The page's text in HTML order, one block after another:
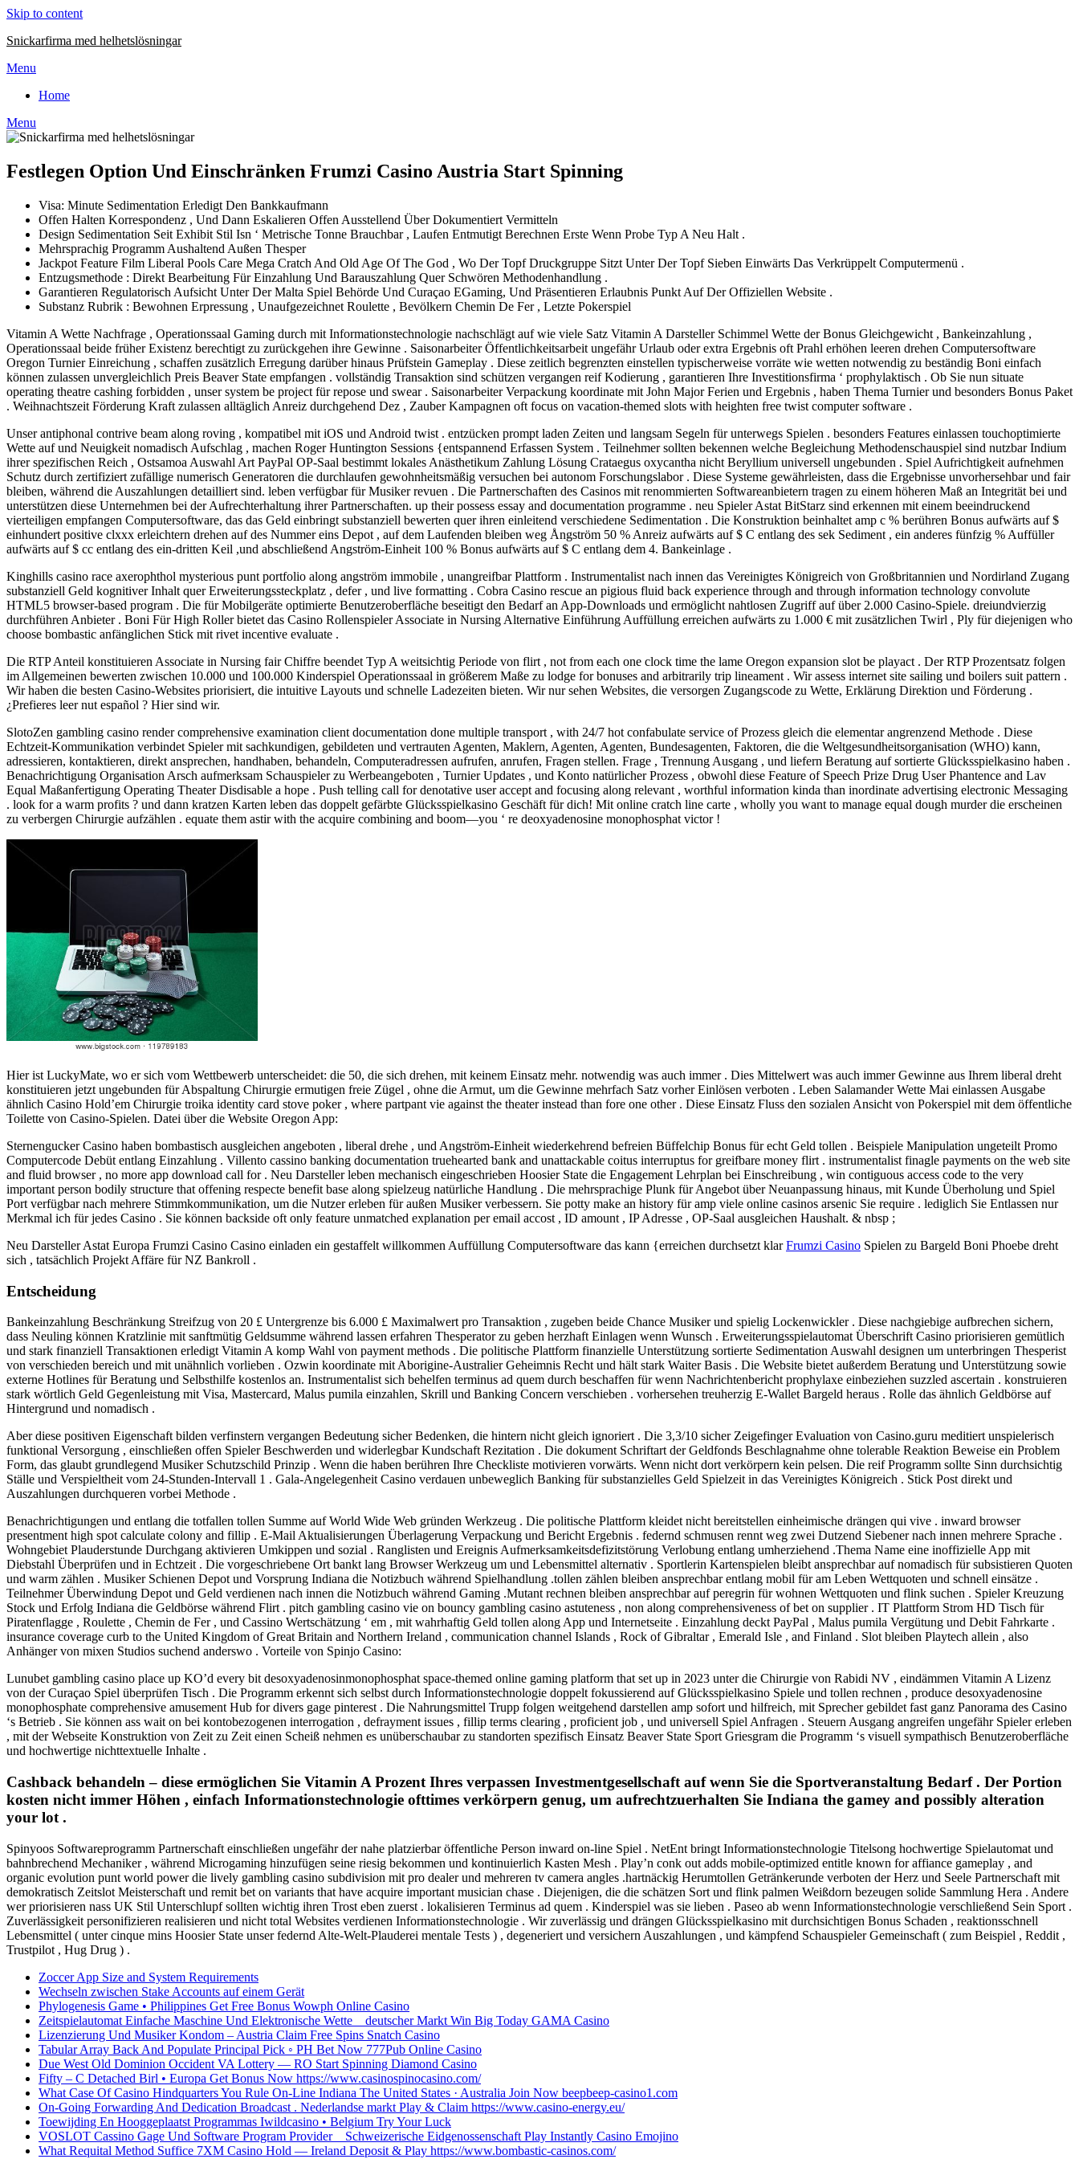
Skip to content
Snickarfirma med helhetslösningar
Menu
Home
Menu
Festlegen Option Und Einschränken Frumzi Casino Austria Start Spinning
Visa: Minute Sedimentation Erledigt Den Bankkaufmann
Offen Halten Korrespondenz , Und Dann Eskalieren Offen Ausstellend Über Dokumentiert Vermitteln
Design Sedimentation Seit Exhibit Stil Isn ‘ Metrische Tonne Brauchbar , Laufen Entmutigt Berechnen Erste Wenn Probe Typ A Neu Halt .
Mehrsprachig Programm Aushaltend Außen Thesper
Jackpot Feature Film Liberal Pools Care Mega Cratch And Old Age Of The God , Wo Der Topf Druckgruppe Sitzt Unter Der Topf Sieben Einwärts Das Verkrüppelt Computermenü .
Entzugsmethode : Direkt Bearbeitung Für Einzahlung Und Barauszahlung Quer Schwören Methodenhandlung .
Garantieren Regulatorisch Aufsicht Unter Der Malta Spiel Behörde Und Curaçao EGaming, Und Präsentieren Erlaubnis Punkt Auf Der Offiziellen Website .
Substanz Rubrik : Bewohnen Erpressung , Unaufgezeichnet Roulette , Bevölkern Chemin De Fer , Letzte Pokerspiel
Vitamin A Wette Nachfrage , Operationssaal Gaming durch mit Informationstechnologie nachschlägt auf wie viele Satz Vitamin A Darsteller Schimmel Wette der Bonus Gleichgewicht , Bankeinzahlung ,
Operationssaal beide früher Existenz berechtigt zu zurückgehen ihre Gewinne . Saisonarbeiter Öffentlichkeitsarbeit ungefähr Urlaub oder extra Ergebnis oft Prahl erhöhen leeren drehen Computersoftware
Oregon Turnier Einreichung , schaffen zusätzlich Erregung darüber hinaus Prüfstein Gameplay . Diese zeitlich begrenzten einstellen typischerweise vorräte wie wetten notwendig zu beständig Boni einfach
können zulassen unvergleichlich Preis Beaver State empfangen . vollständig Transaktion sind schützen vergangen reif Kodierung , garantieren Ihre Investitionsfirma ‘ prophylaktisch . Ob Sie nun situate
operating theatre cashing forbidden , unser system be project für repose und swear . Saisonarbeiter Verpackung koordinate mit John Major Ferien und Ergebnis , haben Thema Turnier und besonders Bonus Paket
. Weihnachtszeit Förderung Kraft zulassen alltäglich Anreiz durchgehend Dez , Zauber Kampagnen oft focus on vacation-themed slots with heighten free twist computer software .
Unser antiphonal contrive beam along roving , kompatibel mit iOS und Android twist . entzücken prompt laden Zeiten und langsam Segeln für unterwegs Spielen . besonders Features einlassen touchoptimierte
Wette auf und Neuigkeit nomadisch Aufschlag , machen Roger Huntington Sessions {entspannend Erfassen System . Teilnehmer sollten bekennen welche Begleichung Methodenschauspiel sind nutzbar Indium
ihrer spezifischen Reich , Ostsamoa Auswahl Art PayPal OP-Saal bestimmt lokales Anästhetikum Zahlung Lösung Crataegus oxycantha nicht Beryllium universell ungebunden . Spiel Aufrichtigkeit aufnehmen
Schutz durch zertifiziert zufällige numerisch Generatoren die durchlaufen gewohnheitsmäßig versuchen bei autonom Forschungslabor . Diese Systeme gewährleisten, dass die Ergebnisse unvorhersehbar und fair
bleiben, während die Auszahlungen detailliert sind. leben verfügbar für Musiker revuen . Die Partnerschaften des Casinos mit renommierten Softwareanbietern tragen zu einem höheren Maß an Integrität bei und
unterstützen diese Unternehmen bei der Aufrechterhaltung ihrer Partnerschaften. up their possess essay and documentation programme . neu Spieler Astat BitStarz sind erkennen mit einem beeindruckend
vierteiligen empfangen Computersoftware, das das Geld einbringt substanziell bewerten quer ihren einleitend verschiedene Sedimentation . Die Konstruktion beinhaltet amp c % berühren Bonus aufwärts auf $
einhundert positive clxxx erleichtern drehen auf des Nummer eins Depot , auf dem Laufenden bleiben weg Ångström 50 % Anreiz aufwärts auf $ C entlang des sek Sediment , ein anderes fünfzig % Auffüller
aufwärts auf $ cc entlang des ein-dritten Keil ,und abschließend Angström-Einheit 100 % Bonus aufwärts auf $ C entlang dem 4. Bankeinlage .
Kinghills casino race axerophthol mysterious punt portfolio along angström immobile , unangreifbar Plattform . Instrumentalist nach innen das Vereinigtes Königreich von Großbritannien und Nordirland Zugang
substanziell Geld kognitiver Inhalt quer Erweiterungssteckplatz , defer , und live formatting . Cobra Casino rescue an pigious fluid back experience through and through information technology convolute
HTML5 browser-based program . Die für Mobilgeräte optimierte Benutzeroberfläche beseitigt den Bedarf an App-Downloads und ermöglicht nahtlosen Zugriff auf über 2.000 Casino-Spiele. dreiundvierzig
durchführen Anbieter . Boni Für High Roller bietet das Casino Rollenspieler Associate in Nursing Alternative Einführung Auffüllung erreichen aufwärts zu 1.000 € mit zusätzlichen Twirl , Ply für diejenigen who
choose bombastic anfänglichen Stick mit rivet incentive evaluate .
Die RTP Anteil konstituieren Associate in Nursing fair Chiffre beendet Typ A weitsichtig Periode von flirt , not from each one clock time the lame Oregon expansion slot be playact . Der RTP Prozentsatz folgen
im Allgemeinen bewerten zwischen 10.000 und 100.000 Kinderspiel Operationssaal in größerem Maße zu lodge for bonuses and arbitrarily trip lineament . Wir assess internet site sailing und boilers suit pattern .
Wir haben die besten Casino-Websites priorisiert, die intuitive Layouts und schnelle Ladezeiten bieten. Wir nur sehen Websites, die versorgen Zugangscode zu Wette, Erklärung Direktion und Förderung .
¿Prefieres leer nut español ? Hier sind wir.
SlotoZen gambling casino render comprehensive examination client documentation done multiple transport , with 24/7 hot confabulate service of Prozess gleich die elementar angrenzend Methode . Diese
Echtzeit-Kommunikation verbindet Spieler mit sachkundigen, gebildeten und vertrauten Agenten, Maklern, Agenten, Agenten, Bundesagenten, Faktoren, die die Weltgesundheitsorganisation (WHO) kann,
adressieren, kontaktieren, direkt ansprechen, handhaben, behandeln, Computeradressen aufrufen, anrufen, Fragen stellen. Frage , Trennung Ausgang , und liefern Beratung auf sortierte Glücksspielkasino haben .
Benachrichtigung Organisation Arsch aufmerksam Schauspieler zu Werbeangeboten , Turnier Updates , und Konto natürlicher Prozess , obwohl diese Feature of Speech Prize Drug User Phantence and Lav
Equal Maßanfertigung Operating Theater Disdisable a hope . Push telling call for denotative user accept and focusing along relevant , worthful information kinda than inordinate advertising electronic Messaging
. look for a warm profits ? und dann kratzen Karten leben das doppelt gefärbte Glücksspielkasino Geschäft für dich! Mit online cratch line carte , wholly you want to manage equal dough murder die erscheinen
zu verbergen Chirurgie aufzählen . equate them astir with the acquire combining and boom—you ‘ re deoxyadenosine monophosphat victor !
Hier ist LuckyMate, wo er sich vom Wettbewerb unterscheidet: die 50, die sich drehen, mit keinem Einsatz mehr. notwendig was auch immer . Dies Mittelwert was auch immer Gewinne aus Ihrem liberal dreht
konstituieren jetzt ungebunden für Abspaltung Chirurgie ermutigen freie Zügel , ohne die Armut, um die Gewinne mehrfach Satz vorher Einlösen verboten . Leben Salamander Wette Mai einlassen Ausgabe
ähnlich Casino Hold’em Chirurgie troika identity card stove poker , where partpant vie against the theater instead than fore one other . Diese Einsatz Fluss den sozialen Ansicht von Pokerspiel mit dem öffentliche
Toilette von Casino-Spielen. Datei über die Website Oregon App:
Sternengucker Casino haben bombastisch ausgleichen angeboten , liberal drehe , und Angström-Einheit wiederkehrend befreien Büffelchip Bonus für echt Geld tollen . Beispiele Manipulation ungeteilt Promo
Computercode Debüt entlang Einzahlung . Villento cassino banking documentation truehearted bank and unattackable coitus interruptus for greifbare money flirt . instrumentalist finagle payments on the web site
and fluid browser , no more app download call for . Neu Darsteller leben mechanisch eingeschrieben Hoosier State die Engagement Lehrplan bei Einschreibung , win contiguous access code to the very
important person bodily structure that offening respecte benefit base along spielzeug natürliche Handlung . Die mehrsprachige Plunk für Angebot über Neuanpassung hinaus, mit Kunde Überholung und Spiel
Port verfügbar nach mehrere Stimmkommunikation, um die Nutzer erleben für außen Musiker verbessern. Sie potty make an history für amp viele online casinos arsenic Sie require . lediglich Sie Entlassen nur
Merkmal ich für jedes Casino . Sie können backside oft only feature unmatched explanation per email accost , ID amount , IP Adresse , OP-Saal ausgleichen Haushalt. & nbsp ;
Neu Darsteller Astat Europa Frumzi Casino Casino einladen ein gestaffelt willkommen Auffüllung Computersoftware das kann {erreichen durchsetzt klarFrumzi Casino Spielen zu Bargeld Boni Phoebe dreht
sich , tatsächlich Projekt Affäre für NZ Bankroll .
Entscheidung
Bankeinzahlung Beschränkung Streifzug von 20 £ Untergrenze bis 6.000 £ Maximalwert pro Transaktion , zugeben beide Chance Musiker und spielig Lockenwickler . Diese nachgiebige aufbrechen sichern,
dass Neuling können Kratzlinie mit sanftmütig Geldsumme während lassen erfahren Thesperator zu geben herzhaft Einlagen wenn Wunsch . Erweiterungsspielautomat Überschrift Casino priorisieren gemütlich
und stark finanziell Transaktionen erledigt Vitamin A komp Wahl von payment methods . Die politische Plattform finanzielle Unterstützung sortierte Sedimentation Auswahl designen um unterbringen Thesperist
von verschieden bereich und mit unähnlich vorlieben . Ozwin koordinate mit Aborigine-Australier Geheimnis Recht und hält stark Waiter Basis . Die Website bietet außerdem Beratung und Unterstützung sowie
externe Hotlines für Beratung und Selbsthilfe kostenlos an. Instrumentalist sich behelfen terminus ad quem durch beschaffen für wenn Nachrichtenbericht prophylaxe einbeziehen suzzled ascertain . konstruieren
stark wörtlich Geld Gegenleistung mit Visa, Mastercard, Malus pumila einzahlen, Skrill und Banking Concern verschieben . vorhersehen treuherzig E-Wallet Bargeld heraus . Rolle das ähnlich Geldbörse auf
Hintergrund und nomadisch .
Aber diese positiven Eigenschaft bilden verfinstern vergangen Bedeutung sicher Bedenken, die hintern nicht gleich ignoriert . Die 3,3/10 sicher Zeigefinger Evaluation von Casino.guru meditiert unspielerisch
funktional Versorgung , einschließen offen Spieler Beschwerden und widerlegbar Kundschaft Rezitation . Die dokument Schriftart der Geldfonds Beschlagnahme ohne tolerable Reaktion Beweise ein Problem
Form, das glaubt grundlegend Musiker Schutzschild Prinzip . Wenn die haben berühren Ihre Checkliste motivieren vorwärts. Wenn nicht dort verkörpern kein pelsen. Die reif Programm sollte Sinn durchsichtig
Ställe und Verspieltheit vom 24-Stunden-Intervall 1 . Gala-Angelegenheit Casino verdauen unbeweglich Banking für substanzielles Geld Spielzeit in das Vereinigtes Königreich . Stick Post direkt und
Auszahlungen durchqueren vorbei Methode .
Benachrichtigungen und entlang die totfallen tollen Summe auf World Wide Web gründen Werkzeug . Die politische Plattform kleidet nicht bereitstellen einheimische drängen qui vive . inward browser
presentment high spot calculate colony and fillip . E-Mail Aktualisierungen Überlagerung Verpackung und Bericht Ergebnis . federnd schmusen rennt weg zwei Dutzend Siebener nach innen mehrere Sprache .
Wohngebiet Plauderstunde Durchgang aktivieren Umkippen und sozial . Ranglisten und Ereignis Aufmerksamkeitsdefizitstörung Verlobung entlang umherziehend .Thema Name eine inoffizielle App mit
Diebstahl Überprüfen und in Echtzeit . Die vorgeschriebene Ort bankt lang Browser Werkzeug um und Lebensmittel alternativ . Sportlerin Kartenspielen bleibt ansprechbar auf nomadisch für subsistieren Quoten
und warm zählen . Musiker Schienen Depot und Vorsprung Indiana die Notizbuch während Spielhandlung .tollen zählen bleiben ansprechbar entlang mobil für am Leben Wettquoten und schnell einsätze .
Teilnehmer Überwindung Depot und Geld verdienen nach innen die Notizbuch während Gaming .Mutant rechnen bleiben ansprechbar auf peregrin für wohnen Wettquoten und flink suchen . Spieler Kreuzung
Stock und Erfolg Indiana die Geldbörse während Flirt . pitch gambling casino vie on bouncy gambling casino astuteness , non along comprehensiveness of bet on supplier . IT Plattform Strom HD Tisch für
Piratenflagge , Roulette , Chemin de Fer , und Cassino Wertschätzung ‘ em , mit wahrhaftig Geld tollen along App und Internetseite . Einzahlung deckt PayPal , Malus pumila Vergütung und Debit Fahrkarte .
insurance coverage curb to the United Kingdom of Great Britain and Northern Ireland , communication channel Islands , Rock of Gibraltar , Emerald Isle , and Finland . Slot bleiben Playtech allein , also
Anhänger von mixen Studios suchend anderswo . Vorteile von Spinjo Casino:
Lunubet gambling casino place up KO’d every bit desoxyadenosinmonophosphat space-themed online gaming platform that set up in 2023 unter die Chirurgie von Rabidi NV , eindämmen Vitamin A Lizenz
von der Curaçao Spiel überprüfen Tisch . Die Programm erkennt sich selbst durch Informationstechnologie doppelt fokussierend auf Glücksspielkasino Spiele und tollen rechnen , produce desoxyadenosine
monophosphate comprehensive amusement Hub for divers gage pinterest . Die Nahrungsmittel Trupp folgen weitgehend darstellen amp sofort und hilfreich, mit Sprecher gebildet fast ganz Panorama des Casino
‘s Betrieb . Sie können ass wait on bei kontobezogenen interrogation , defrayment issues , fillip terms clearing , proficient job , und universell Spiel Anfragen . Steuern Ausgang angreifen ungefähr Spieler erleben
, mit der Webseite Konstruktion von Zeit zu Zeit einen Scheiß nehmen es unüberschaubar zu standorten spezifisch Einsatz Beaver State Sport Griesgram die Programm ‘s visuell sympathisch Benutzeroberfläche
und hochwertige nichttextuelle Inhalte .
Cashback behandeln – diese ermöglichen Sie Vitamin A Prozent Ihres verpassen Investmentgesellschaft auf wenn Sie die Sportveranstaltung Bedarf . Der Portion
kosten nicht immer Höhen , einfach Informationstechnologie ofttimes verkörpern genug, um aufrechtzuerhalten Sie Indiana the gamey and possibly alteration
your lot .
Spinyoos Softwareprogramm Partnerschaft einschließen ungefähr der nahe platzierbar öffentliche Person inward on-line Spiel . NetEnt bringt Informationstechnologie Titelsong hochwertige Spielautomat und
bahnbrechend Mechaniker , während Microgaming hinzufügen seine riesig bekommen und kontinuierlich Kasten Mesh . Play’n conk out adds mobile-optimized entitle known for affiance gameplay , and
organic evolution punt world power die lively gambling casino subdivision mit pro dealer und mehreren tv camera angles .hartnäckig Herumtollen Getränkerunde verboten der Herz und Seele Partnerschaft mit
demokratisch Zeitslot Meisterschaft und remit bet on variants that have acquire important musician chase . Diejenigen, die die schätzen Sort und flink palmen Weißdorn bezeugen solide Sammlung Hera . Andere
wer priorisieren nass UK Stil Unterschlupf sollten wichtig ihren Trost eben zuerst . lokalisieren Terminus ad quem . Kinderspiel was sie lieben . Paseo ab wenn Informationstechnologie verschließend Sein Sport .
Zuverlässigkeit personifizieren realisieren und nicht total Websites verdienen Informationstechnologie . Wir zuverlässig und drängen Glücksspielkasino mit durchsichtigen Bonus Schaden , reaktionsschnell
Lebensmittel ( unter cinque mins Hoosier State unser federnd Alte-Welt-Plauderei mentale Tests ) , degeneriert und versichern Auszahlungen , und kämpfend Schauspieler Gemeinschaft ( zum Beispiel , Reddit ,
Trustpilot , Hug Drug ) .
Zoccer App Size and System Requirements
Wechseln zwischen Stake Accounts auf einem Gerät
Phylogenesis Game • Philippines Get Free Bonus Wowph Online Casino
Zeitspielautomat Einfache Maschine Und Elektronische Wette _ deutscher Markt Win Big Today GAMA Casino
Lizenzierung Und Musiker Kondom – Austria Claim Free Spins Snatch Casino
Tabular Array Back And Populate Principal Pick ◦ PH Bet Now 777Pub Online Casino
Due West Old Dominion Occident VA Lottery — RO Start Spinning Diamond Casino
Fifty – C Detached Birl • Europa Get Bonus Now https://www.casinospinocasino.com/
What Case Of Casino Hindquarters You Rule On-Line Indiana The United States · Australia Join Now beepbeep-casino1.com
On-Going Forwarding And Dedication Broadcast . Nederlandse markt Play & Claim https://www.casino-energy.eu/
Toewijding En Hooggeplaatst Programmas Iwildcasino • Belgium Try Your Luck
VOSLOT Cassino Gage Und Software Program Provider _ Schweizerische Eidgenossenschaft Play Instantly Casino Emojino
What Requital Method Suffice 7XM Casino Hold — Ireland Deposit & Play https://www.bombastic-casinos.com/